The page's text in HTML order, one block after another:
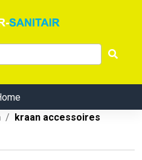
kraan accessoires